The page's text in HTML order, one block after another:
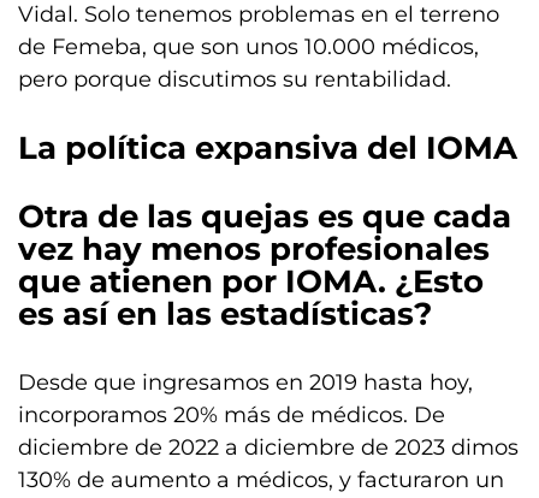
Vidal. Solo tenemos problemas en el terreno
de Femeba, que son unos 10.000 médicos,
pero porque discutimos su rentabilidad.
La política expansiva del IOMA
Otra de las quejas es que cada
vez hay menos profesionales
que atienen por IOMA. ¿Esto
es así en las estadísticas?
Desde que ingresamos en 2019 hasta hoy,
incorporamos 20% más de médicos. De
diciembre de 2022 a diciembre de 2023 dimos
130% de aumento a médicos, y facturaron un